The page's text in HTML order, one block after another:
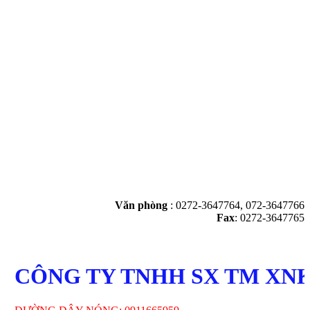
Văn phòng : 0272-3647764, 072-3647766
Fax: 0272-3647765
TY TNHH SX TM XNK